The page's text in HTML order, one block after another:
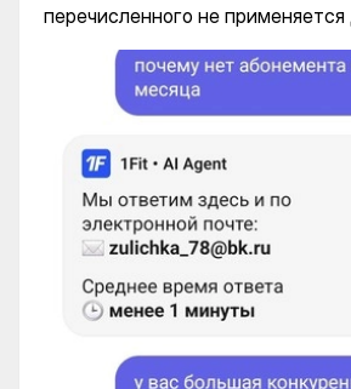
перечисленного не